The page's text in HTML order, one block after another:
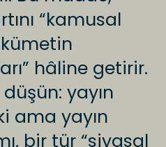
“kamusal
hâline getirir.
yayın
ama yayın
bir tür “siyasal